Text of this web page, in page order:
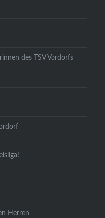
des TSV Vordorfs
Herren